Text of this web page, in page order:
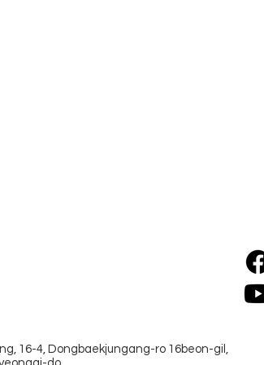
16-4, Dongbaekjungang-ro 16beon-gil,